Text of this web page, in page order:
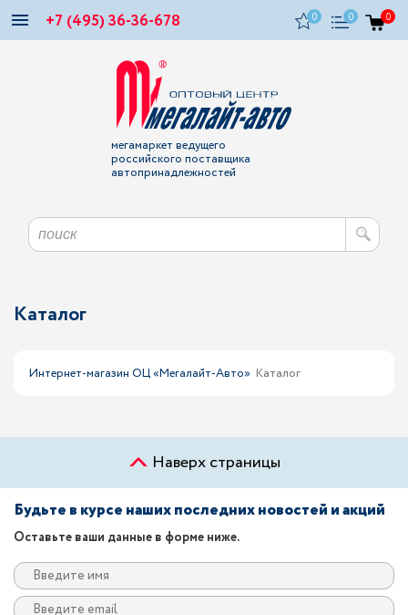
+7 (495) 36-36-678 0 0 0
мегамаркет ведущего
российского поставщика
автопринадлежностей
Каталог
Интернет-магазин ОЦ «Мегалайт-Авто» Каталог
Наверх страницы
Будьте в курсе наших последних новостей и акций
Оставьте ваши данные в форме ниже.